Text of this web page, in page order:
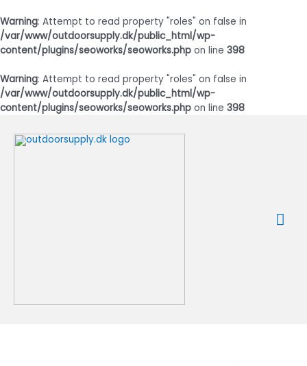
Warning: Attempt to read property "roles" on false in
/var/www/outdoorsupply.dk/public_html/wp-
content/plugins/seoworks/seoworks.php on line 398
Warning: Attempt to read property "roles" on false in
/var/www/outdoorsupply.dk/public_html/wp-
content/plugins/seoworks/seoworks.php on line 398
indholdet